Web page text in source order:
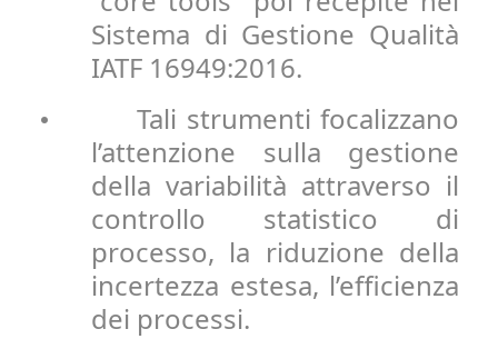
Sistema di Gestione Qualità
IATF 16949:2016.
•
Tali strumenti focalizzano
l’attenzione sulla gestione
della variabilità attraverso il
controllo statistico di
processo, la riduzione della
incertezza estesa, l’efficienza
dei processi.